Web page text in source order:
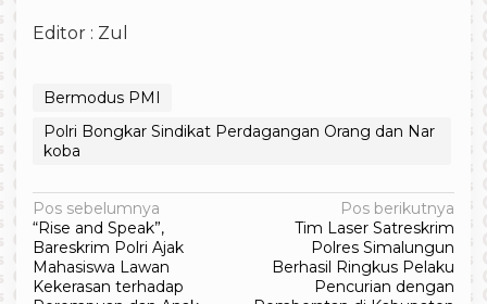
Editor : Zul
Bermodus PMI
Polri Bongkar Sindikat Perdagangan Orang dan Nar
koba
Navigasi
pos
Pos sebelumnya
“Rise and Speak”,
Bareskrim Polri Ajak
Mahasiswa Lawan
Kekerasan terhadap
Pos berikutnya
Tim Laser Satreskrim
Polres Simalungun
Berhasil Ringkus Pelaku
Pencurian dengan